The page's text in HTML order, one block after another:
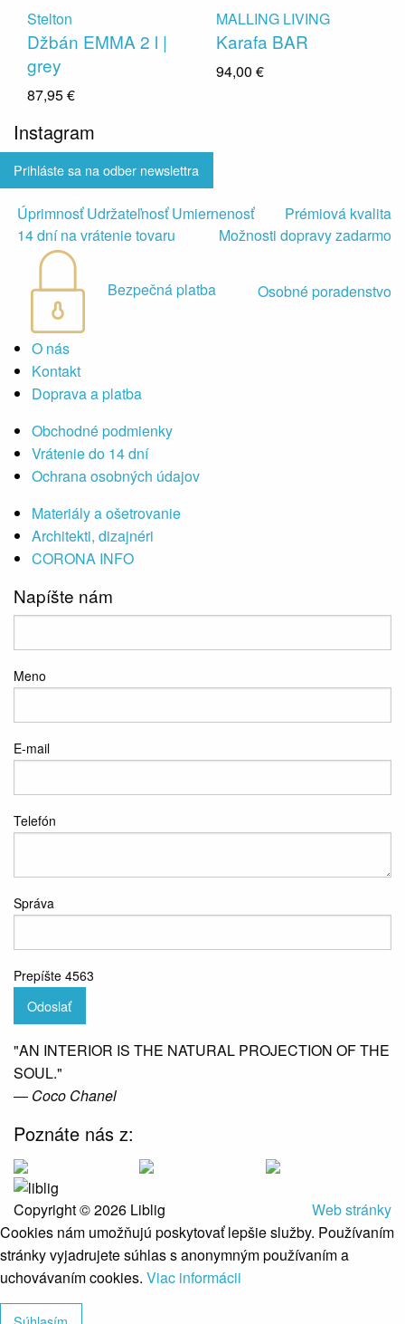
Stelton
Džbán EMMA 2 l |
grey
87,95 €
MALLING LIVING
Karafa BAR
94,00 €
Instagram
Prihláste sa na odber newslettra
Úprimnosť Udržateľnosť Umiernenosť
Prémiová kvalita
14 dní na vrátenie tovaru
Možnosti dopravy zadarmo
Bezpečná platba Osobné poradenstvo
O nás
Kontakt
Doprava a platba
Obchodné podmienky
Vrátenie do 14 dní
Ochrana osobných údajov
Materiály a ošetrovanie
Architekti, dizajnéri
CORONA INFO
Napíšte nám
Meno
E-mail
Telefón
Správa
Prepíšte 4563
Odoslať
"AN INTERIOR IS THE NATURAL PROJECTION OF THE
SOUL."
― Coco Chanel
Poznáte nás z:
Copyright © 2026 Liblig
Web stránky
Cookies nám umožňujú poskytovať lepšie služby. Používaním
stránky vyjadrujete súhlas s anonymným používaním a
uchovávaním cookies. Viac informácii